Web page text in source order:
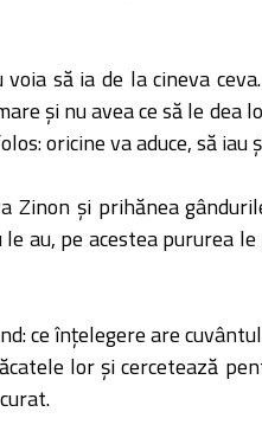
să ia de la cineva
şi nu avea ce să le dea
oricine va aduce, să
şi prihănea
au, pe acestea pururea
ce înţelegere are
lor şi cercetează